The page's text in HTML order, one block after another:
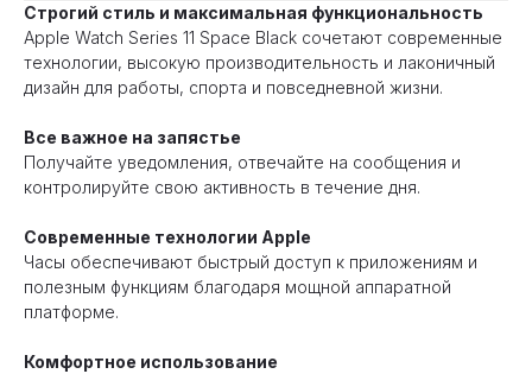
Строгий стиль и максимальная функциональность
Apple Watch Series 11 Space Black сочетают современные
технологии, высокую производительность и лаконичный
дизайн для работы, спорта и повседневной жизни.
Все важное на запястье
Получайте уведомления, отвечайте на сообщения и
контролируйте свою активность в течение дня.
Современные технологии Apple
Часы обеспечивают быстрый доступ к приложениям и
полезным функциям благодаря мощной аппаратной
платформе.
Комфортное использование